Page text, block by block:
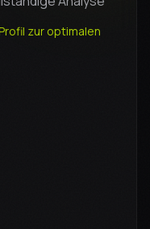
zur optimalen